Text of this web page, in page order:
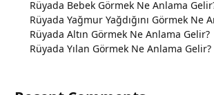
Rüyada Bebek Görmek Ne Anlama
Rüyada Yağmur Yağdığını Görmek Ne
Rüyada Altın Görmek Ne Anlama Gelir?
Rüyada Yılan Görmek Ne Anlama Gelir?